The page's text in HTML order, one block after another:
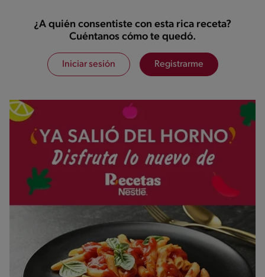
¿A quién consentiste con esta rica receta?
Cuéntanos cómo te quedó.
Iniciar sesión Registrarme